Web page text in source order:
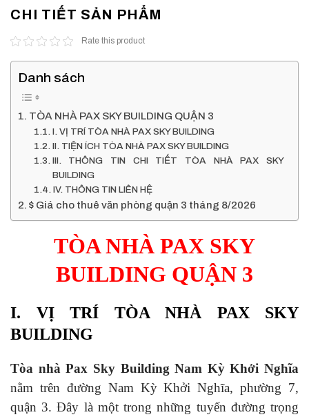
CHI TIẾT SẢN PHẨM
Rate this product
Danh sách
TÒA NHÀ PAX SKY BUILDING QUẬN 3
I. VỊ TRÍ TÒA NHÀ PAX SKY BUILDING
II. TIỆN ÍCH TÒA NHÀ PAX SKY BUILDING
III. THÔNG TIN CHI TIẾT TÒA NHÀ PAX SKY
BUILDING
IV. THÔNG TIN LIÊN HỆ
$ Giá cho thuê văn phòng quận 3 tháng 8/2026
TÒA NHÀ PAX SKY
BUILDING QUẬN 3
I. VỊ TRÍ TÒA NHÀ PAX SKY
BUILDING
Tòa nhà Pax Sky Building Nam Kỳ Khởi Nghĩa
nằm trên đường Nam Kỳ Khởi Nghĩa, phường 7,
quận 3. Đây là một trong những tuyến đường trọng